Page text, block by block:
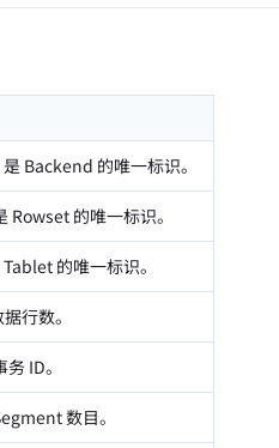
Backend 的唯一标识。
Rowset 的唯一标识。
的唯一标识。
行数。
ID。
数目。